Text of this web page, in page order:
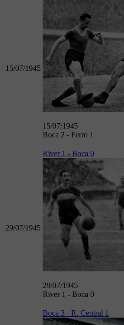
15/07/1945
15/07/1945
Boca 2 - Ferro 1
29/07/1945
River 1 - Boca 0
29/07/1945
River 1 - Boca 0
Boca 3 - R. Central 1